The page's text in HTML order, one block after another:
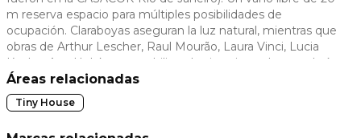
slide
m reserva espacio para múltiples posibilidades de
ocupación. Claraboyas aseguran la luz natural, mientras que
obras de Arthur Lescher, Raul Mourão, Laura Vinci, Lucia
Koch y Ana Holck permeabilizan los interiores. La curaduría
de mobiliario dedicó especial atención a diseñadores
brasileños.
Áreas relacionadas
Tiny House